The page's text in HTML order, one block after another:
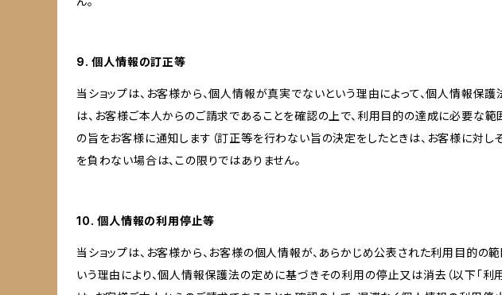
9. 個人情報の訂正等
当ショップは、お客様から、個人情報が真実でないという理由によって、個人情報保
は、お客様ご本人からのご請求であることを確認の上で、利用目的の達成に必要な
の旨をお客様に通知します（訂正等を行わない旨の決定をしたときは、お客様に対し
を負わない場合は、この限りではありません。
10. 個人情報の利用停止等
当ショップは、お客様から、お客様の個人情報が、あらかじめ公表された利用目的
いう理由により、個人情報保護法の定めに基づきその利用の停止又は消去（以下「利